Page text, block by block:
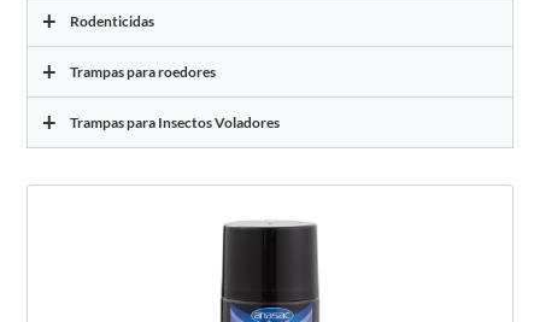
+ Rodenticidas
+ Trampas para roedores
+ Trampas para Insectos Voladores